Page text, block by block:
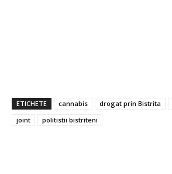
ETICHETE cannabis drogat prin Bistrita
joint
politistii bistriteni